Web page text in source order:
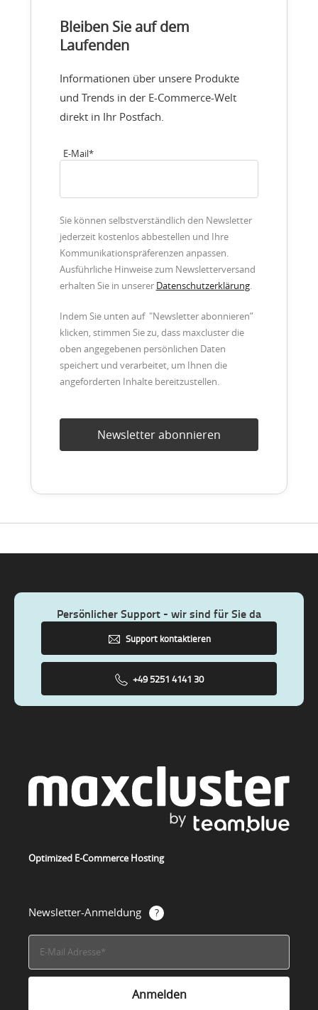
Bleiben Sie auf dem
Laufenden
Informationen über unsere Produkte
und Trends in der E-Commerce-Welt
direkt in Ihr Postfach.
E-Mail*
Sie können selbstverständlich den Newsletter
jederzeit kostenlos abbestellen und Ihre
Kommunikationspräferenzen anpassen.
Ausführliche Hinweise zum Newsletterversand
erhalten Sie in unserer Datenschutzerklärung.
Indem Sie unten auf "Newsletter abonnieren”
klicken, stimmen Sie zu, dass maxcluster die
oben angegebenen persönlichen Daten
speichert und verarbeitet, um Ihnen die
angeforderten Inhalte bereitzustellen.
Persönlicher Support - wir sind für Sie da
Support kontaktieren
+49 5251 4141 30
Optimized E-Commerce Hosting
Newsletter-Anmeldung